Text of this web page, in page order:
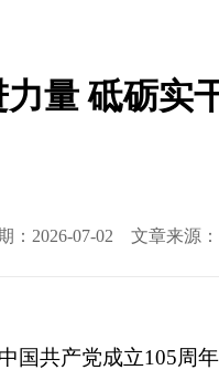
量 砥砺实
：2026-07-02 文章来源
国共产党成立105周